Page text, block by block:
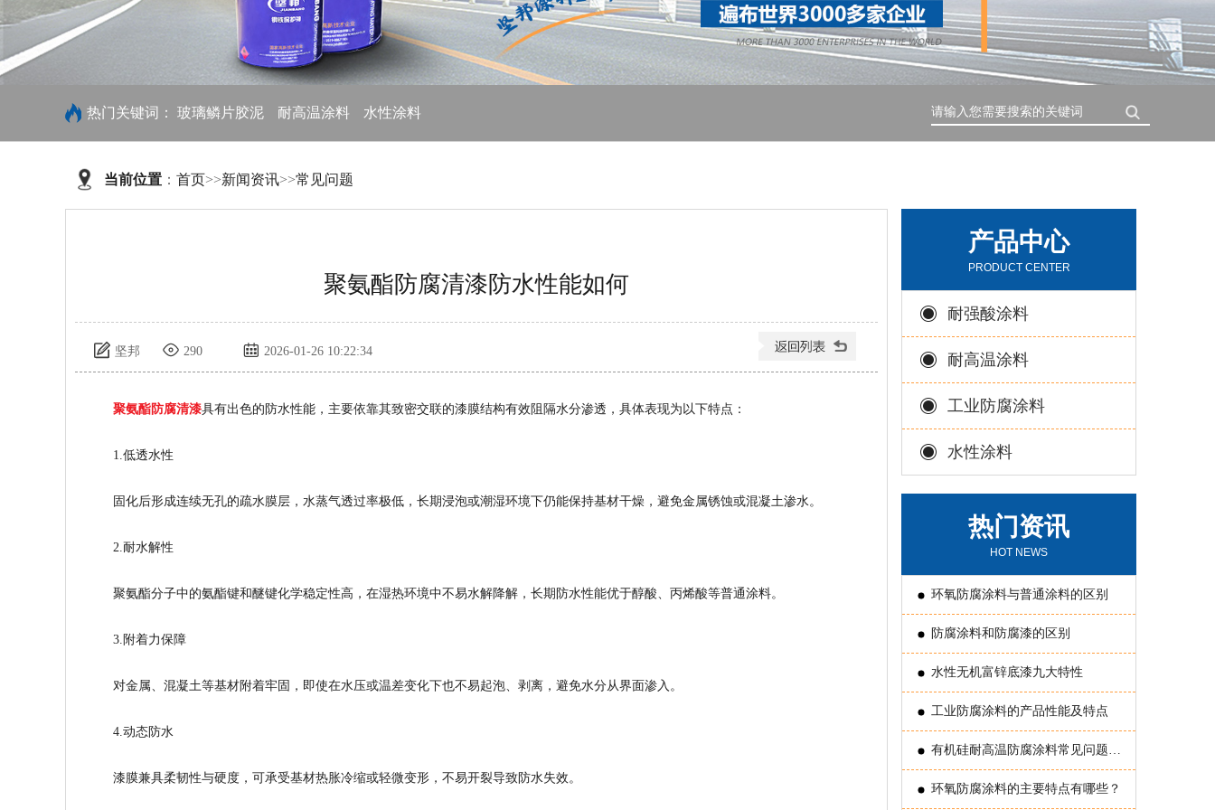
搜索
热门关键词： 玻璃鳞片胶泥 耐高温涂料 水性涂料
当前位置 ： 首页>>新闻资讯>>常见问题
聚氨酯防腐清漆防水性能如何
坚邦 290 2026-01-26 10:22:34
聚氨酯防腐清漆具有出色的防水性能，主要依靠其致密交联的漆膜结构有效阻隔水分渗透，具体表现为以下特点：
1.低透水性
固化后形成连续无孔的疏水膜层，水蒸气透过率极低，长期浸泡或潮湿环境下仍能保持基材干燥，避免金属锈蚀或混凝土渗水。
2.耐水解性
聚氨酯分子中的氨酯键和醚键化学稳定性高，在湿热环境中不易水解降解，长期防水性能优于醇酸、丙烯酸等普通涂料。
3.附着力保障
对金属、混凝土等基材附着牢固，即使在水压或温差变化下也不易起泡、剥离，避免水分从界面渗入。
4.动态防水
漆膜兼具柔韧性与硬度，可承受基材热胀冷缩或轻微变形，不易开裂导致防水失效。
产品中心
PRODUCT CENTER
耐强酸涂料
耐高温涂料
工业防腐涂料
水性涂料
热门资讯
HOT NEWS
环氧防腐涂料与普通涂料的区别
防腐涂料和防腐漆的区别
水性无机富锌底漆九大特性
工业防腐涂料的产品性能及特点
有机硅耐高温防腐涂料常见问题原
因分析
环氧防腐涂料的主要特点有哪些？